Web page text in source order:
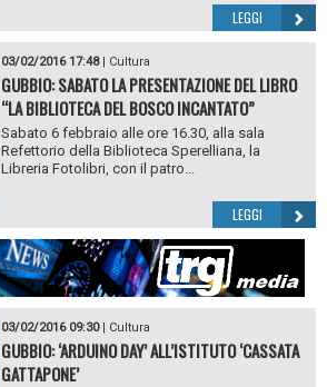
LEGGI
03/02/2016 17:48| Cultura
GUBBIO: SABATO LA PRESENTAZIONE DEL LIBRO
“LA BIBLIOTECA DEL BOSCO INCANTATO”
Sabato 6 febbraio alle ore 16.30, alla sala
Refettorio della Biblioteca Sperelliana, la
Libreria Fotolibri, con il patro...
LEGGI
03/02/2016 09:30| Cultura
GUBBIO: ‘ARDUINO DAY’ ALL’ISTITUTO ‘CASSATA
GATTAPONE’